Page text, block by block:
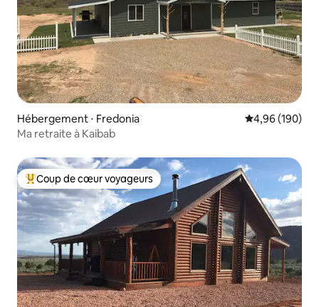
Hébergement ⋅ Fredonia Évaluation
4,96 (190)
Ma retraite à Kaibab
Coups de cœur voyageurs les plus appréciés
Coup de cœur voyageurs